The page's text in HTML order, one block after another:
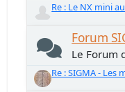
Re : Le NX mini
Forum
Le Forum
Re : SIGMA - Les